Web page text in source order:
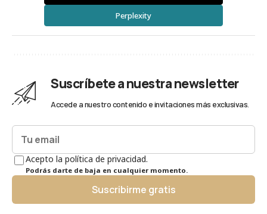
Perplexity
Suscríbete a nuestra newsletter
Accede a nuestro contenido e invitaciones más exclusivas.
Acepto la política de privacidad.
Podrás darte de baja en cualquier momento.
Suscribirme gratis